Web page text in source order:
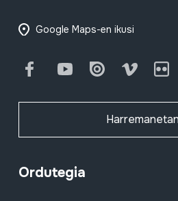
Google Maps-en ikusi
FacebookYoutube Issuu Vimeo
Ordutegia